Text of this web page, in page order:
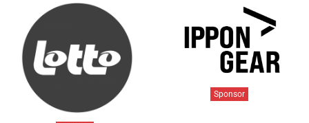
Sponsor